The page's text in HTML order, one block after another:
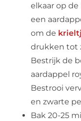
elkaar op
een
om de
drukken tot
Bestrijk de
aardappel
Bestrooi
en zwarte
Bak 20-25